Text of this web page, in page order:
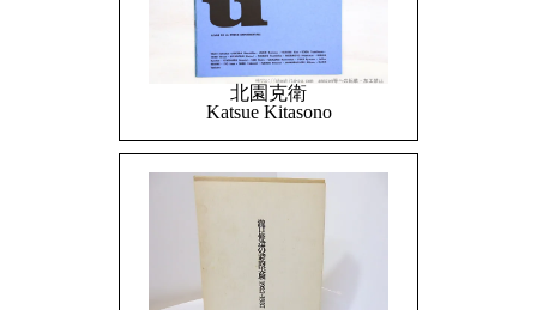
北園克衛
Katsue Kitasono